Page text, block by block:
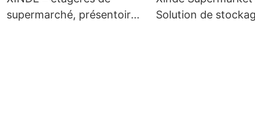
supermarché, présentoir
Solution de